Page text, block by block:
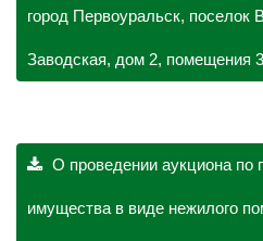
город Первоуральск, поселок
Заводская, дом 2, помещения
О проведении аукциона по
имущества в виде нежилого